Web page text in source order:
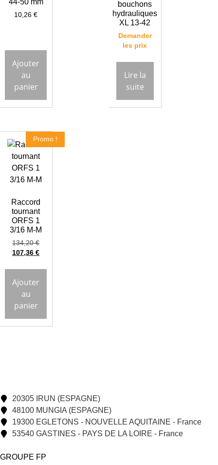
44-50 mm
10,26€
Ajouter
au
panier
bouchons
hydrauliques
XL 13-42
Demander
les prix
Lire la
suite
Promo !
Raccord
tournant
ORFS 1
3/16 M-M
134,20€
107,36€
Ajouter
au
panier
20305 IRUN (ESPAGNE)
48100 MUNGIA (ESPAGNE)
19300 EGLETONS - NOUVELLE AQUITAINE - France
53540 GASTINES - PAYS DE LA LOIRE - France
GROUPE FP